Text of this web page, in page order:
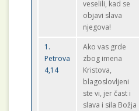
veselili, kad se
objavi slava
njegova!
1.
Petrova
4,14
Ako vas grde
zbog imena
Kristova,
blagoslovljeni
ste vi, jer čast i
slava i sila Božja